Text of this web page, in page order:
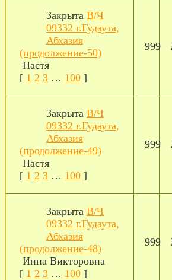
Закрыта В/Ч
09332 г.Гудаута,
Абхазия
(продолжение-50)
Настя
[ 1 2 3 … 100 ]
999
Закрыта В/Ч
09332 г.Гудаута,
Абхазия
(продолжение-49)
Настя
[ 1 2 3 … 100 ]
999
Закрыта В/Ч
09332 г.Гудаута,
Абхазия
(продолжение-48)
Инна Викторовна
[ 1 2 3 … 100 ]
999